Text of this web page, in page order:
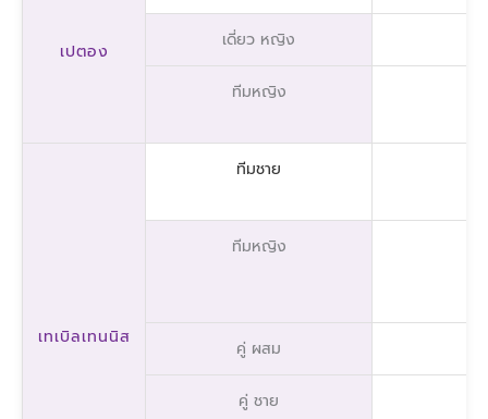
เปตอง
เดี่ยว หญิง
ทีมหญิง
เทเบิลเทนนิส
ทีมชาย
ทีมหญิง
คู่ ผสม
คู่ ชาย